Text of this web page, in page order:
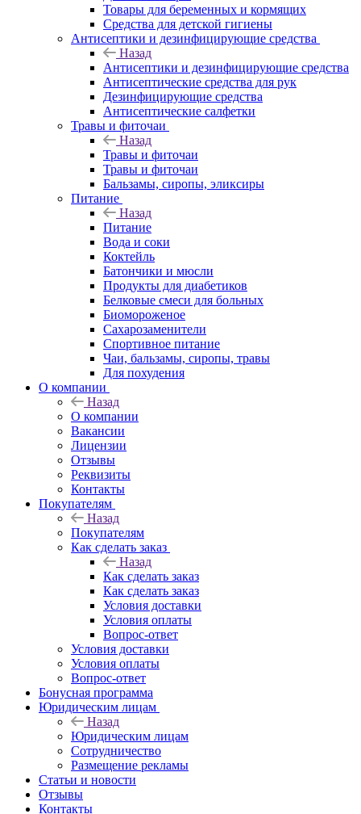
Товары для беременных и кормящих
Средства для детской гигиены
Антисептики и дезинфицирующие средства
Назад
Антисептики и дезинфицирующие средства
Антисептические средства для рук
Дезинфицирующие средства
Антисептические салфетки
Травы и фиточаи
Назад
Травы и фиточаи
Травы и фиточаи
Бальзамы, сиропы, эликсиры
Питание
Назад
Питание
Вода и соки
Коктейль
Батончики и мюсли
Продукты для диабетиков
Белковые смеси для больных
Биомороженое
Сахарозаменители
Спортивное питание
Чаи, бальзамы, сиропы, травы
Для похудения
О компании
Назад
О компании
Вакансии
Лицензии
Отзывы
Реквизиты
Контакты
Покупателям
Назад
Покупателям
Как сделать заказ
Назад
Как сделать заказ
Как сделать заказ
Условия доставки
Условия оплаты
Вопрос-ответ
Условия доставки
Условия оплаты
Вопрос-ответ
Бонусная программа
Юридическим лицам
Назад
Юридическим лицам
Сотрудничество
Размещение рекламы
Статьи и новости
Отзывы
Контакты